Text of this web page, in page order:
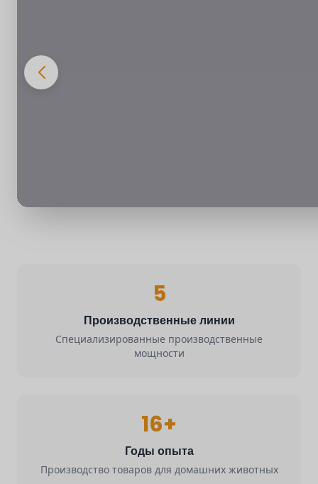
5
Производственные линии
Специализированные производственные
мощности
16+
Годы опыта
Производство товаров для домашних животных